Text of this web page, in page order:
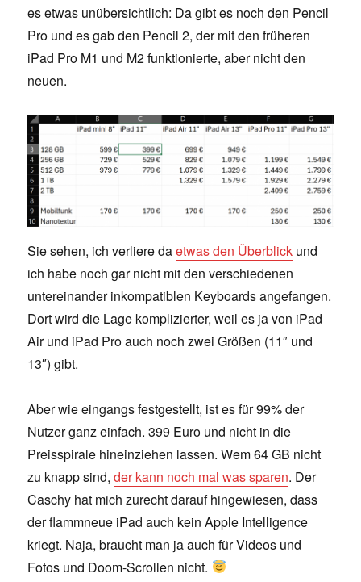
es etwas unübersichtlich: Da gibt es noch den Pencil
Pro und es gab den Pencil 2, der mit den früheren
iPad Pro M1 und M2 funktionierte, aber nicht den
neuen.
Sie sehen, ich verliere daetwas den Überblick und
ich habe noch gar nicht mit den verschiedenen
untereinander inkompatiblen Keyboards angefangen.
Dort wird die Lage komplizierter, weil es ja von iPad
Air und iPad Pro auch noch zwei Größen (11″ und
13″) gibt.
Aber wie eingangs festgestellt, ist es für 99% der
Nutzer ganz einfach. 399 Euro und nicht in die
Preisspirale hineinziehen lassen. Wem 64 GB nicht
zu knapp sind,der kann noch mal was sparen. Der
Caschy hat mich zurecht darauf hingewiesen, dass
der flammneue iPad auch kein Apple Intelligence
kriegt. Naja, braucht man ja auch für Videos und
Fotos und Doom-Scrollen nicht.